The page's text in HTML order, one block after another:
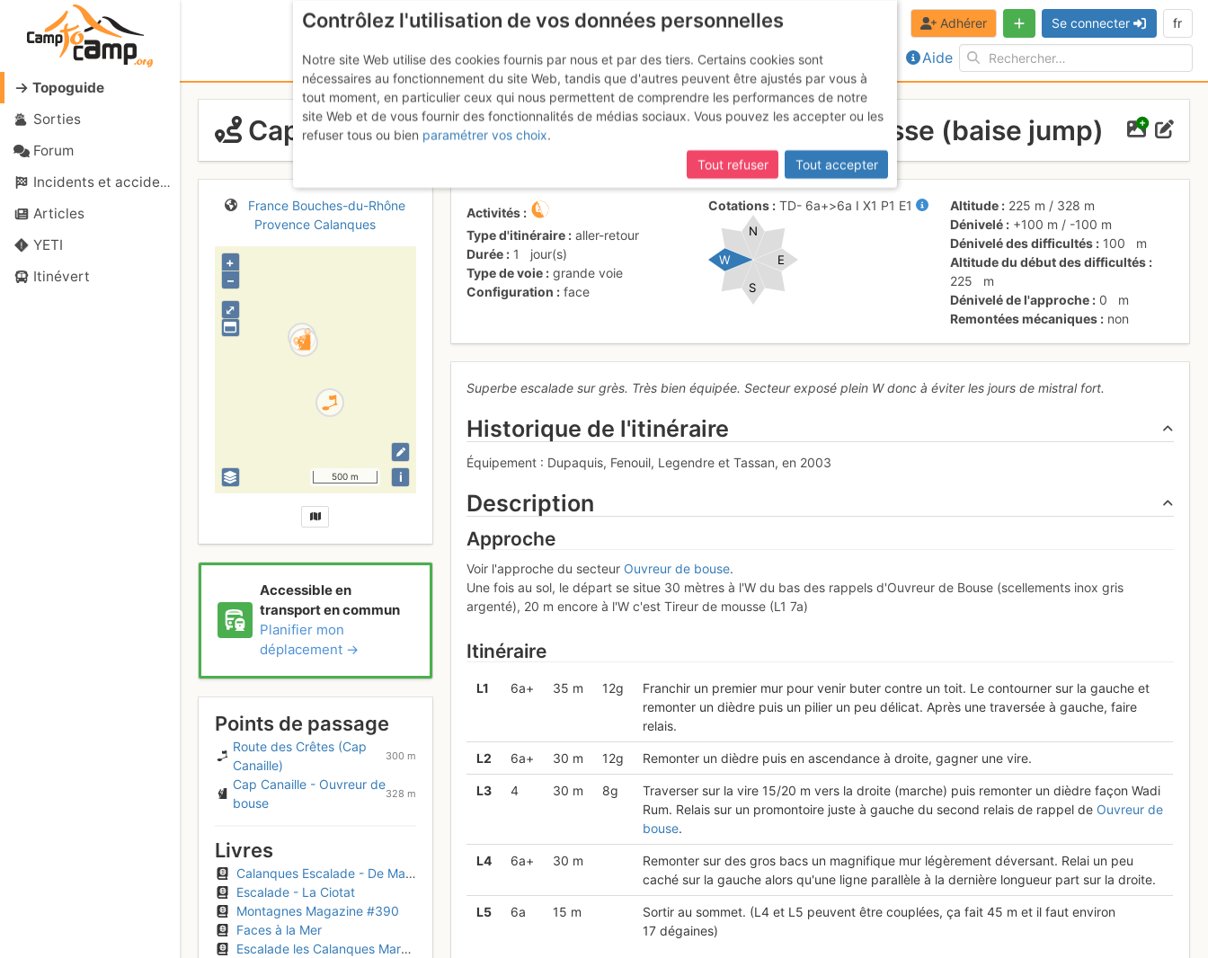
Topoguide
Sorties
Forum
Incidents et accidents
Articles
YETI
Itinévert
Aide
Adhérer Se connecter fr
Cap Canaille - Ouvreur de bouse : Bourreur de rousse (baise jump)
France Bouches-du-Rhône
Provence Calanques
⤢
+
–
500 m i
Accessible en
transport en commun
Planifier mon
déplacement →
Points de passage
Route des Crêtes (Cap
Canaille)
300 m
Cap Canaille - Ouvreur de
bouse
328 m
Livres
Calanques Escalade - De Marseille à la Ciotat
Escalade - La Ciotat
Montagnes Magazine #390
Faces à la Mer
Escalade les Calanques Marseille-Cassis-La Ciotat
Activités
Type d'itinéraire
aller-retour
Durée
1
jour(s)
Type de voie
grande voie
Configuration
face
Cotations TD- 6a+>6a IX1 P1 E1
E
W
S
N
Altitude 225 m / 328 m
Dénivelé
+100 m / -100 m
Dénivelé des difficultés
100
m
Altitude du début des difficultés
225
m
Dénivelé de l'approche
0
m
Remontées mécaniques
non
Superbe escalade sur grès. Très bien équipée. Secteur exposé plein W donc à éviter les jours de mistral fort.
Historique de l'itinéraire
Équipement : Dupaquis, Fenouil, Legendre et Tassan, en 2003
Description
Approche
Voir l'approche du secteur Ouvreur de bouse.
Une fois au sol, le départ se situe 30 mètres à l'W du bas des rappels d'Ouvreur de Bouse (scellements inox gris
argenté), 20 m encore à l'W c'est Tireur de mousse (L1 7a)
Itinéraire
L1 6a+ 35 m 12g
Franchir un premier mur pour venir buter contre un toit. Le contourner sur la gauche et
remonter un dièdre puis un pilier un peu délicat. Après une traversée à gauche, faire
relais.
L2 6a+ 30 m 12g Remonter un dièdre puis en ascendance à droite, gagner une vire.
L3 4 30 m 8g
Traverser sur la vire 15/20 m vers la droite (marche) puis remonter un dièdre façon Wadi
Rum. Relais sur un promontoire juste à gauche du second relais de rappel de Ouvreur de
bouse.
L4 6a+ 30 m
Remonter sur des gros bacs un magnifique mur légèrement déversant. Relai un peu
caché sur la gauche alors qu'une ligne parallèle à la dernière longueur part sur la droite.
L5 6a 15 m
Sortir au sommet. (L4 et L5 peuvent être couplées, ça fait 45 m et il faut environ
17 dégaines)
Contrôlez l'utilisation de vos données personnelles
Notre site Web utilise des cookies fournis par nous et par des tiers. Certains cookies sont
nécessaires au fonctionnement du site Web, tandis que d'autres peuvent être ajustés par vous à
tout moment, en particulier ceux qui nous permettent de comprendre les performances de notre
site Web et de vous fournir des fonctionnalités de médias sociaux. Vous pouvez les accepter ou les
refuser tous ou bien paramétrer vos choix.
Tout refuser
Tout accepter